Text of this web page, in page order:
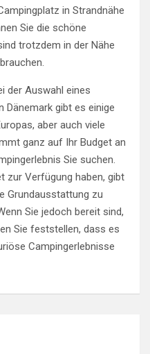
in Strandnähe
Sie die schöne
trotzdem in der Nähe
der Auswahl eines
Dänemark gibt es einige
aber auch viele
ganz auf Ihr Budget an
Sie suchen.
zur Verfügung haben, gibt
Grundausstattung zu
Sie jedoch bereit sind,
Sie feststellen, dass es
Campingerlebnisse